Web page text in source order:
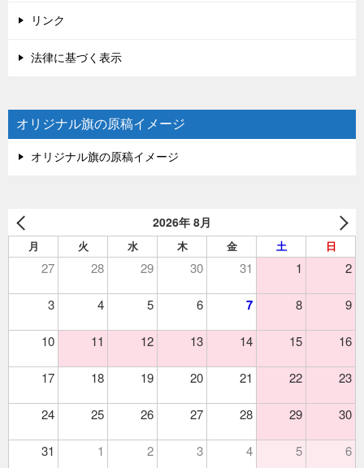
リンク
法律に基づく表示
オリジナル旗の原稿イメージ
オリジナル旗の原稿イメージ
2026年 8月
月 火 水 木 金 土 日
27 28 29 30 31 1 2
3 4 5 6 7 8 9
10 11 12 13 14 15 16
17 18 19 20 21 22 23
24 25 26 27 28 29 30
31 1 2 3 4 5 6